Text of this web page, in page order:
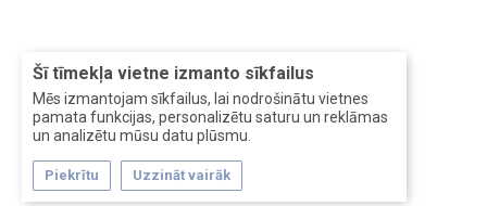
Šī tīmekļa vietne izmanto sīkfailus
Mēs izmantojam sīkfailus, lai nodrošinātu vietnes
pamata funkcijas, personalizētu saturu un reklāmas
un analizētu mūsu datu plūsmu.
Piekrītu Uzzināt vairāk